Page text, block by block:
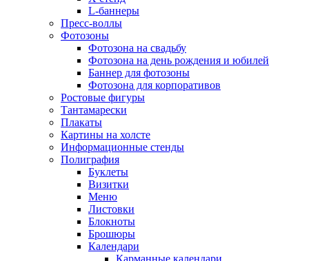
L-баннеры
Пресс-воллы
Фотозоны
Фотозона на свадьбу
Фотозона на день рождения и юбилей
Баннер для фотозоны
Фотозона для корпоративов
Ростовые фигуры
Тантамарески
Плакаты
Картины на холсте
Информационные стенды
Полиграфия
Буклеты
Визитки
Меню
Листовки
Блокноты
Брошюры
Календари
Карманные календари